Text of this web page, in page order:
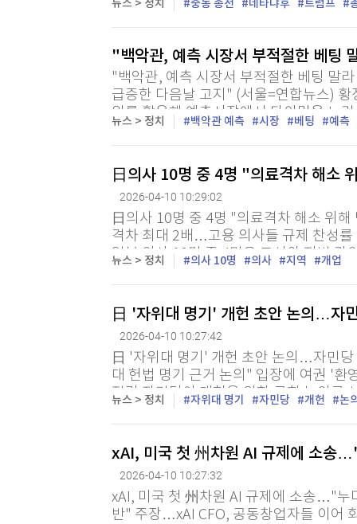
후 이스라엘 총리가 전쟁 이후 첫 불협화
뉴스 > 정치 중동 종전 네타냐후 트럼프
"백악관, 예측 시장서 부적절한 베팅
"백악관, 예측 시장서 부적절한 베팅 말
급증한 다음날 고지" (서울=연합뉴스)
위를 활용해 예측시장에서 타이밍을 노
리트저널(WSJ)이 9일(현지시간) 보도했
뉴스 > 정치 백악관 예측 시장 베팅 예측
日의사 10명 중 4명 "의료격차 해소
2026-04-10 10:29:02
日의사 10명 중 4명 "의료격차 해소 위
격차 최대 2배…고용 의사들 규제 찬성
일본 의사 10명 중 4명은 도시와 지방 간
병·의원 개업을 제한하는 규제가 필요하
뉴스 > 정치 의사 10명 의사 지역 개업
日 '자위대 명기' 개헌 초안 논의…자
2026-04-10 10:27:42
日 '자위대 명기' 개헌 초안 논의…자민
대 헌법 명기 근거 논의" 입장에 여권 '환
집권 자민당이 개헌을 위한 국회 논의를
거를 논의하겠다는 방침을 확인하면서...
뉴스 > 정치 자위대 명기 자민당 개헌 논
xAI, 미국 첫 州차원 AI 규제에 소송
2026-04-10 10:27:32
xAI, 미국 첫 州차원 AI 규제에 소송…"누
반" 주장…xAI CFO, 공동창업자들 이어